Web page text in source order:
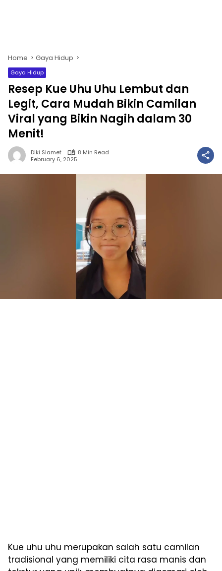
Home Gaya Hidup
Gaya Hidup
Resep Kue Uhu Uhu Lembut dan
Legit, Cara Mudah Bikin Camilan
Viral yang Bikin Nagih dalam 30
Menit!
Diki Slamet
8 Min Read
February 6, 2025
Kue uhu uhu merupakan salah satu camilan
tradisional yang memiliki cita rasa manis dan